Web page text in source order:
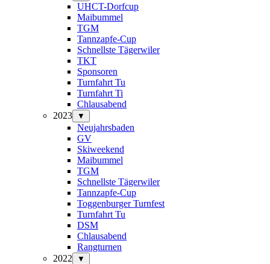
UHCT-Dorfcup
Maibummel
TGM
Tannzapfe-Cup
Schnellste Tägerwiler
TKT
Sponsoren
Turnfahrt Tu
Turnfahrt Ti
Chlausabend
2023
▼
Neujahrsbaden
GV
Skiweekend
Maibummel
TGM
Schnellste Tägerwiler
Tannzapfe-Cup
Toggenburger Turnfest
Turnfahrt Tu
DSM
Chlausabend
Rangturnen
2022
▼